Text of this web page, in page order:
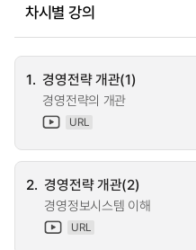
차시별 강의
1. 경영전략 개관(1)
경영전략의 개관
URL
2. 경영전략 개관(2)
경영정보시스템 이해
URL